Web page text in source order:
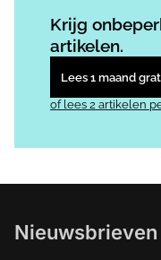
Krijg
artikelen.
Lees 1 maand
of lees 2 artikelen
Nieuwsbrieven